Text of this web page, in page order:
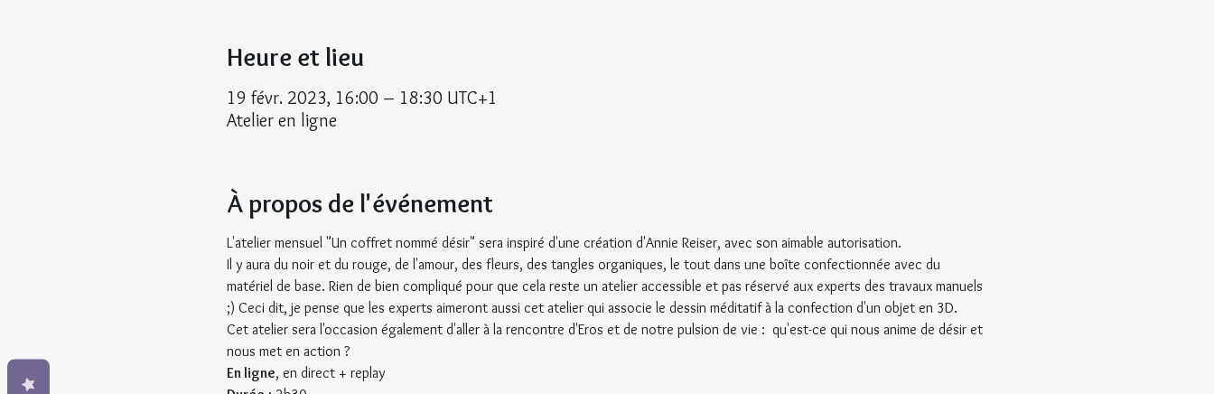
Heure et lieu
19 févr. 2023, 16:00 – 18:30 UTC+1
Atelier en ligne
À propos de l'événement
L'atelier mensuel "Un coffret nommé désir" sera inspiré d'une création d'Annie Reiser, avec son aimable autorisation.
Il y aura du noir et du rouge, de l'amour, des fleurs, des tangles organiques, le tout dans une boîte confectionnée avec du
matériel de base. Rien de bien compliqué pour que cela reste un atelier accessible et pas réservé aux experts des travaux manuels
;) Ceci dit, je pense que les experts aimeront aussi cet atelier qui associe le dessin méditatif à la confection d'un objet en 3D.
Cet atelier sera l'occasion également d'aller à la rencontre d'Eros et de notre pulsion de vie :  qu'est-ce qui nous anime de désir et
nous met en action ?
En ligne, en direct + replay